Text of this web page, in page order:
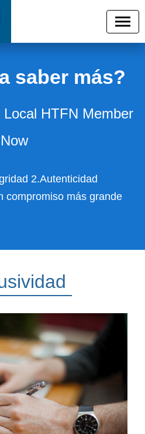
saber más?
Local HTFN Member
Now
2.Autenticidad
compromiso más grande